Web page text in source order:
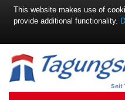
Seit
This website makes use of
provide additional functionality.